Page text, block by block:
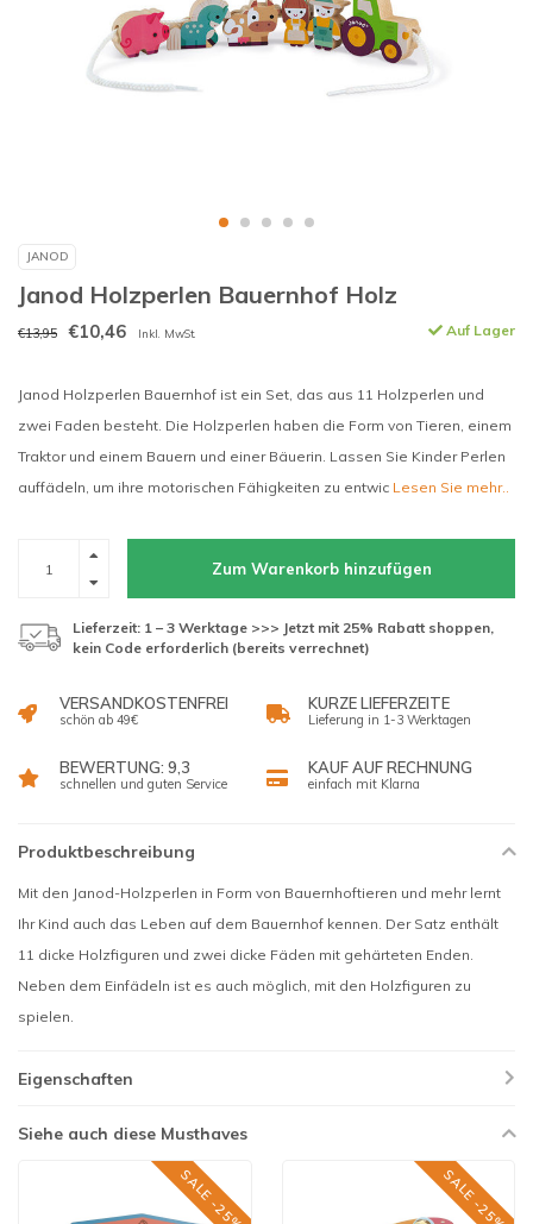
JANOD
Janod Holzperlen Bauernhof Holz
€13,95 €10,46 Inkl. MwSt. Auf Lager
Janod Holzperlen Bauernhof ist ein Set, das aus 11 Holzperlen und
zwei Faden besteht. Die Holzperlen haben die Form von Tieren, einem
Traktor und einem Bauern und einer Bäuerin. Lassen Sie Kinder Perlen
auffädeln, um ihre motorischen Fähigkeiten zu entwic Lesen Sie mehr..
Zum Warenkorb hinzufügen
Lieferzeit: 1 – 3 Werktage >>> Jetzt mit 25% Rabatt shoppen,
kein Code erforderlich (bereits verrechnet)
VERSANDKOSTENFREI
schön ab 49€
KURZE LIEFERZEITE
Lieferung in 1-3 Werktagen
BEWERTUNG: 9,3
schnellen und guten Service
KAUF AUF RECHNUNG
einfach mit Klarna
Produktbeschreibung
Mit den Janod-Holzperlen in Form von Bauernhoftieren und mehr lernt
Ihr Kind auch das Leben auf dem Bauernhof kennen. Der Satz enthält
11 dicke Holzfiguren und zwei dicke Fäden mit gehärteten Enden.
Neben dem Einfädeln ist es auch möglich, mit den Holzfiguren zu
spielen.
Eigenschaften
Siehe auch diese Musthaves
SALE -25% SALE -25%